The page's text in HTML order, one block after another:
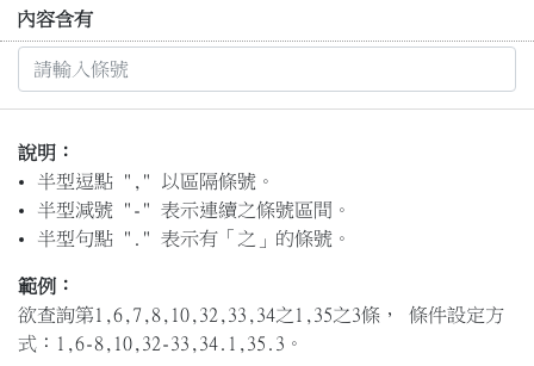
內容含有
說明：
半型逗點 "," 以區隔條號。
半型減號 "-" 表示連續之條號區間。
半型句點 "." 表示有「之」的條號。
範例：
欲查詢第1,6,7,8,10,32,33,34之1,35之3條， 條件設定方
式：1,6-8,10,32-33,34.1,35.3。